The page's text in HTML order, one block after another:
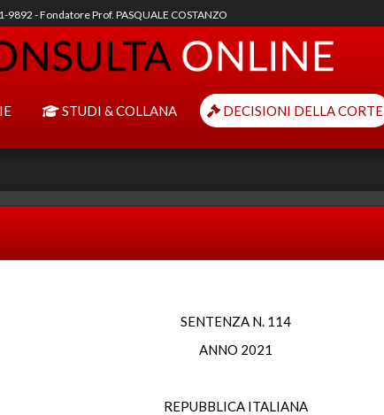
9892 - Fondatore Prof. PASQUALE COSTANZO
STUDI & COLLANA DECISIONI DELLA CORTE
SENTENZA N. 114
ANNO 2021
REPUBBLICA ITALIANA